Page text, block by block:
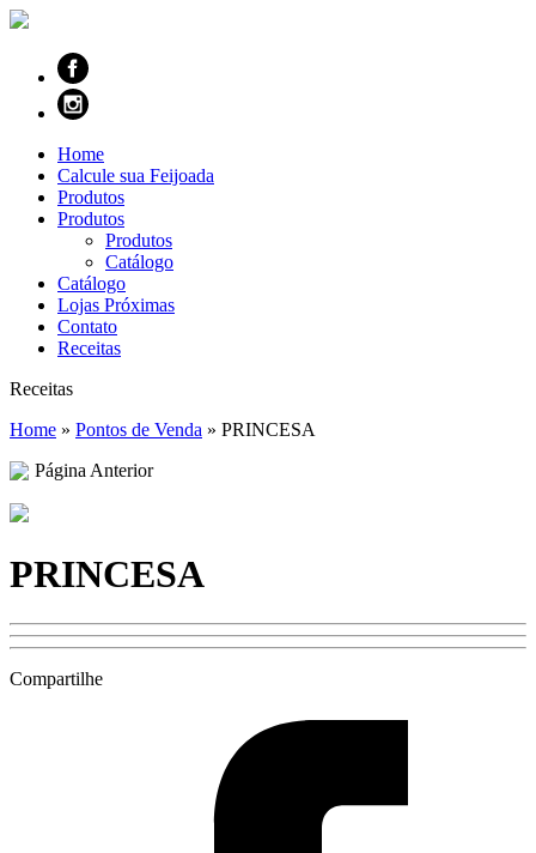
Home
Calcule sua Feijoada
Produtos
Produtos
Produtos
Catálogo
Catálogo
Lojas Próximas
Contato
Receitas
Receitas
Home » Pontos de Venda » PRINCESA
Página Anterior
PRINCESA
Compartilhe